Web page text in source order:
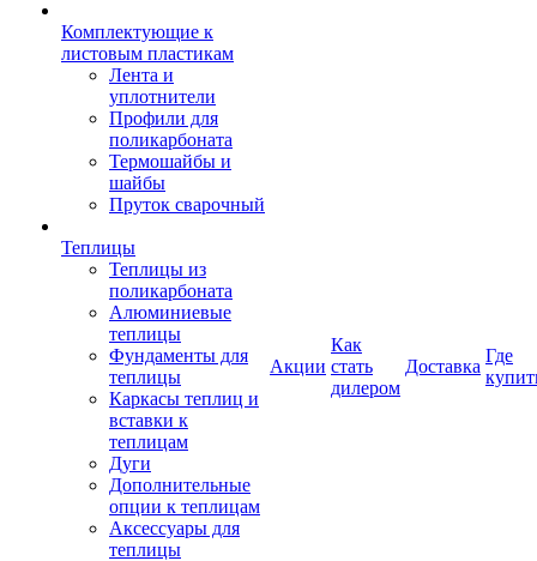
Комплектующие к
листовым пластикам
Лента и
уплотнители
Профили для
поликарбоната
Термошайбы и
шайбы
Пруток сварочный
Теплицы
Теплицы из
поликарбоната
Алюминиевые
теплицы
Фундаменты для
теплицы
Каркасы теплиц и
вставки к
теплицам
Дуги
Дополнительные
опции к теплицам
Аксессуары для
теплицы
Акции
Как
стать
дилером
Доставка
Где